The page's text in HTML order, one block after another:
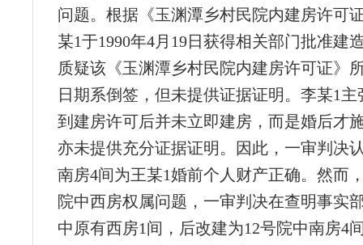
问题。根据《玉渊潭乡村民院内建房许可
某1于1990年4月19日获得相关部门批准建
质疑该《玉渊潭乡村民院内建房许可证》
日期系倒签，但未提供证据证明。李某1主
到建房许可后并未立即建房，而是婚后才
亦未提供充分证据证明。因此，一审判决
南房4间为王某1婚前个人财产正确。然而
院中西房权属问题，一审判决在查明事实
中原有西房1间，后改建为12号院中南房4